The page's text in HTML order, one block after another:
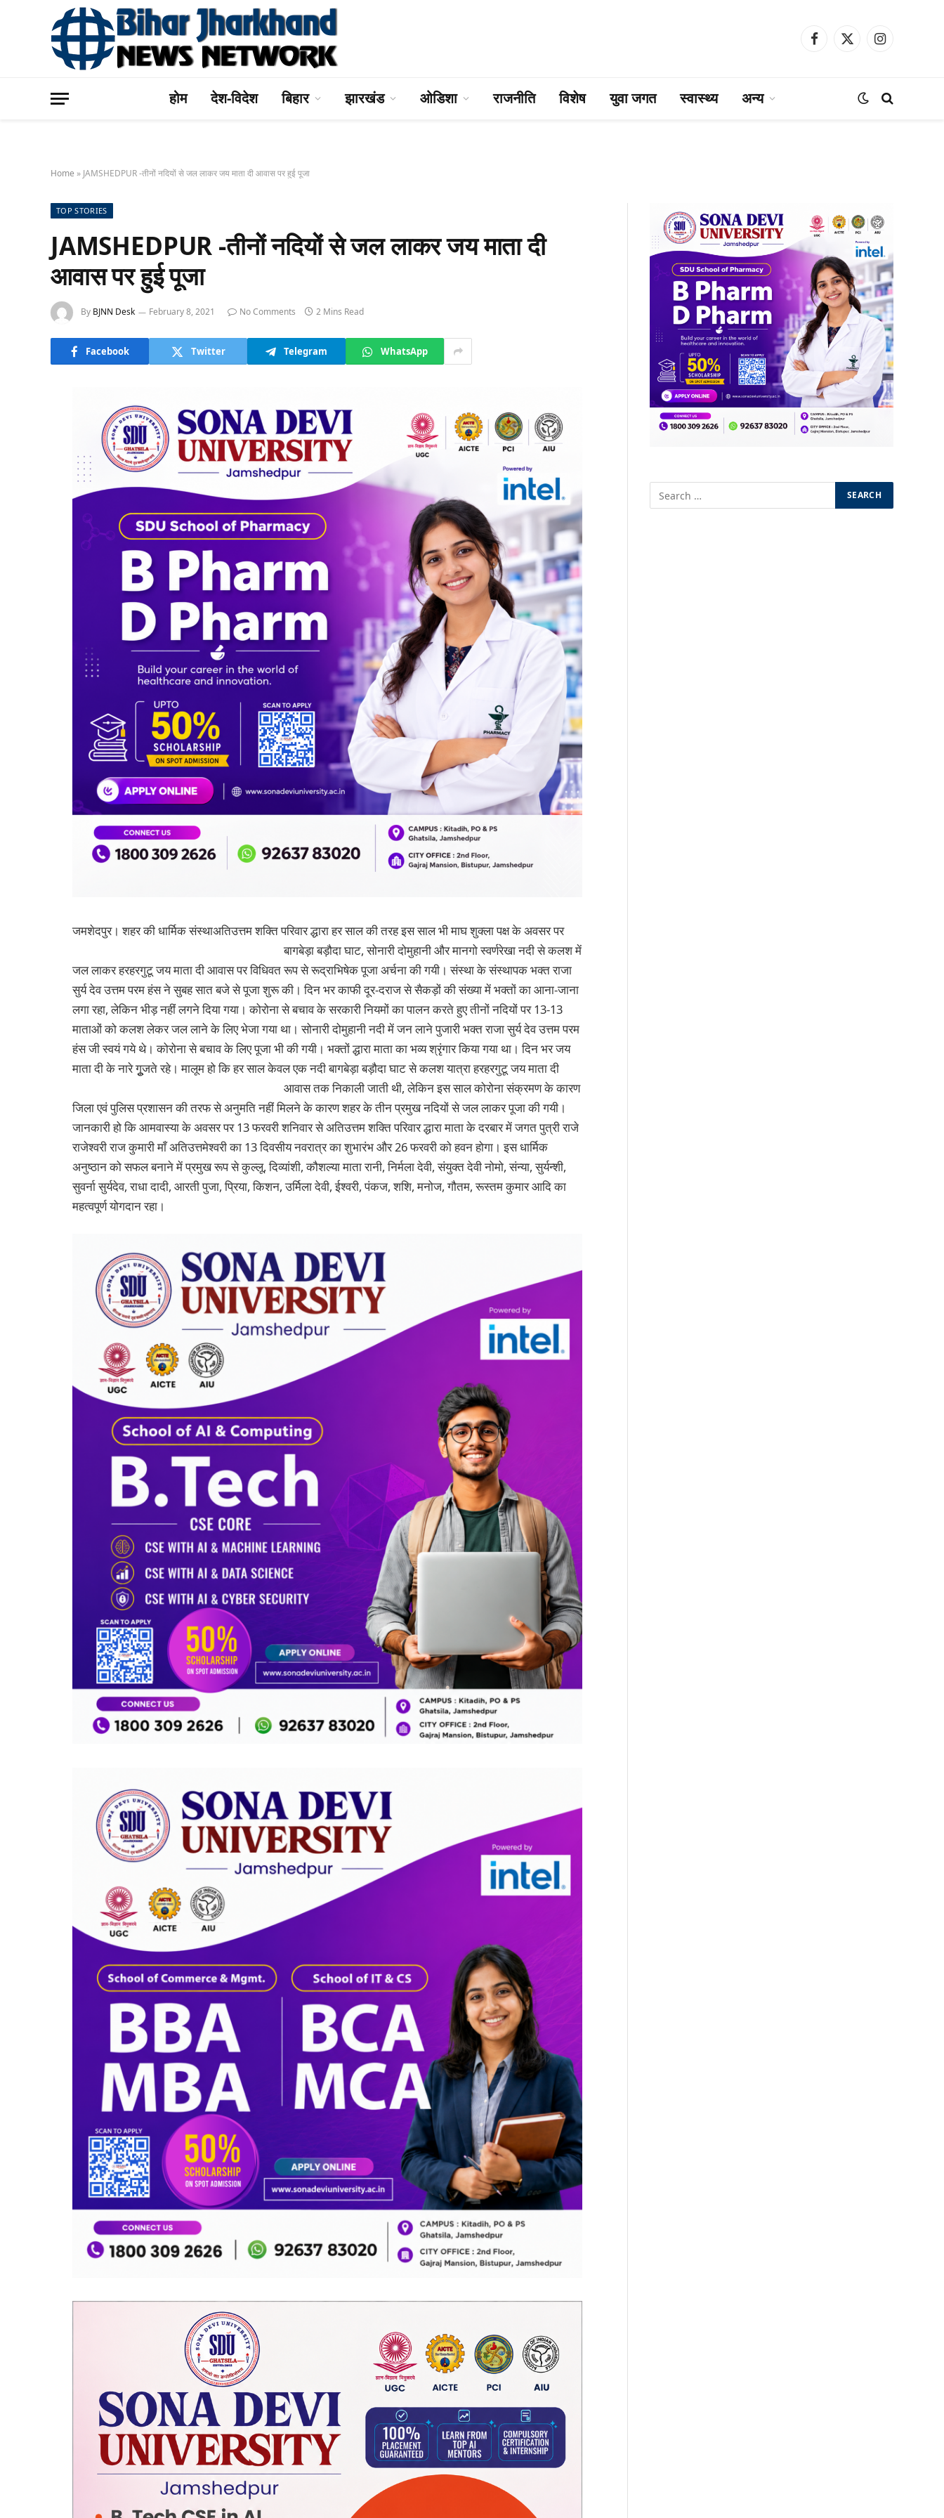
Facebook
X
Instagram
होम देश-विदेश बिहार झारखंड ओडिशा राजनीति विशेष युवा जगत स्वास्थ्य अन्य
Home » JAMSHEDPUR -तीनों नदियों से जल लाकर जय माता दी आवास पर हुई पूजा
TOP STORIES
JAMSHEDPUR -तीनों नदियों से जल लाकर जय माता दी
आवास पर हुई पूजा
By BJNN Desk February 8, 2021 No Comments 2 Mins Read
Facebook Twitter Telegram WhatsApp
जमशेदपुर। शहर की धार्मिक संस्थाअतिउत्तम शक्ति परिवार द्धारा हर साल की तरह इस साल भी माघ शुक्ला पक्ष केअवसर पर
बागबेड़ा बड़ौदा घाट, सोनारी दोमुहानी और मानगो स्वर्णरेखा नदी से कलश में
जल लाकर हरहरगुटू जय माता दी आवास पर विधिवत रूप से रूद्राभिषेक पूजा अर्चना की गयी। संस्था के संस्थापक भक्त राजा
सुर्य देव उत्तम परम हंस ने सुबह सात बजे से पूजा शुरू की। दिन भर काफी दूर-दराज से सैकड़ों की संख्या में भक्तों का आना-जाना
लगा रहा, लेकिन भीड़ नहीं लगने दिया गया। कोरोना से बचाव के सरकारी नियमों का पालन करते हुए तीनों नदियों पर 13-13
माताओं को कलश लेकर जल लाने के लिए भेजा गया था। सोनारी दोमुहानी नदी में जन लाने पुजारी भक्त राजा सुर्य देव उत्तम परम
हंस जी स्वयं गये थे। कोरोना से बचाव के लिए पूजा भी की गयी। भक्तों द्धारा माता का भव्य श्रृंगार किया गया था। दिन भर जय
माता दी के नारे गूुजते रहे। मालूम हो कि हर साल केवल एक नदी बागबेड़ा बड़ौदा घाट से कलश यात्रा हरहरगुटू जय माता दी
आवास तक निकाली जाती थी, लेकिन इस साल कोरोना संक्रमण के कारण
जिला एवं पुलिस प्रशासन की तरफ से अनुमति नहीं मिलने के कारण शहर के तीन प्रमुख नदियों से जल लाकर पूजा की गयी।
जानकारी हो कि आमवास्या के अवसर पर 13 फरवरी शनिवार से अतिउत्तम शक्ति परिवार द्धारा माता के दरबार में जगत पुत्री राजे
राजेश्वरी राज कुमारी माँ अतिउत्तमेश्वरी का 13 दिवसीय नवरात्र का शुभारंभ और 26 फरवरी को हवन होगा। इस धार्मिक
अनुष्ठान को सफल बनाने में प्रमुख रूप से कुल्लू, दिव्यांशी, कौशल्या माता रानी, निर्मला देवी, संयुक्त देवी नोमो, संन्या, सुर्यन्शी,
सुवर्ना सुर्यदेव, राधा दादी, आरती पुजा, प्रिया, किशन, उर्मिला देवी, ईश्वरी, पंकज, शशि, मनोज, गौतम, रूस्तम कुमार आदि का
महत्वपूर्ण योगदान रहा।